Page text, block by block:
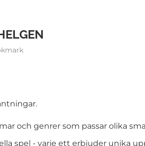
och genrer som passar olika
spel - varje ett erbjuder unika